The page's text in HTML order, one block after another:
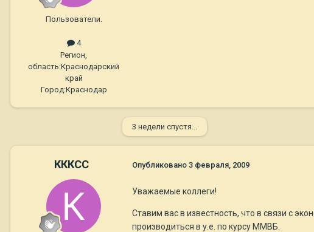
Пользователи.
4
Регион,
область:Краснодарский
край
Город:Краснодар
3 недели спустя...
КККСС Опубликовано 3 февраля, 2009
Уважаемые коллеги!
Ставим вас в известность, что в связи с
производиться в у.е. по курсу ММВБ.